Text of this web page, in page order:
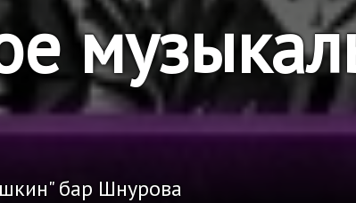
бар Шнурова